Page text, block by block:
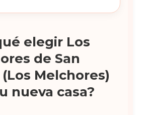
elegir Los
de San
Melchores)
nueva casa?